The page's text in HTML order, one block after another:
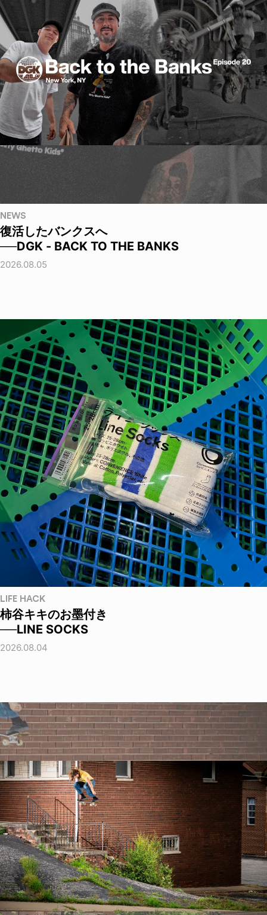
NEWS
復活したバンクスへ
──DGK - BACK TO THE BANKS
2026.08.05
LIFE HACK
柿谷キキのお墨付き
──LINE SOCKS
2026.08.04